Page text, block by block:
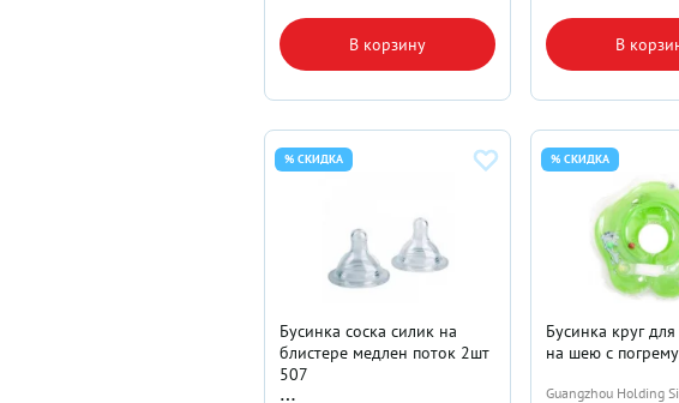
В корзину В
% СКИДКА
Бусинка соска силик на
блистере медлен поток 2шт
507
% СКИДКА
Бусинка круг
на шею с
Guangzhou Holding